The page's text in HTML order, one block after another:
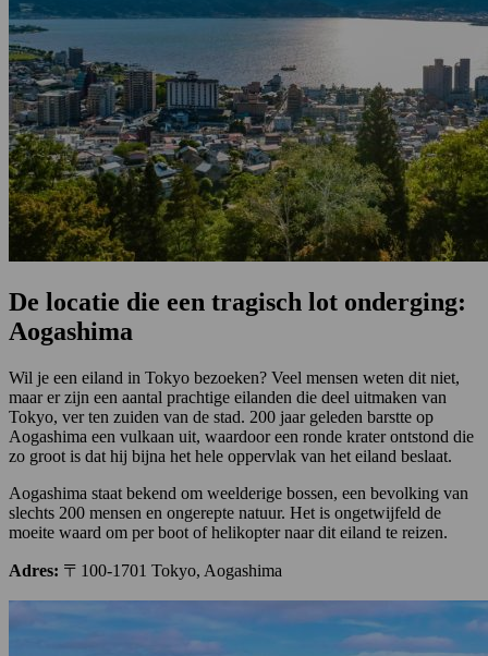
De locatie die een tragisch lot onderging:
Aogashima
Wil je een eiland in Tokyo bezoeken? Veel mensen weten dit niet,
maar er zijn een aantal prachtige eilanden die deel uitmaken van
Tokyo, ver ten zuiden van de stad. 200 jaar geleden barstte op
Aogashima een vulkaan uit, waardoor een ronde krater ontstond die
zo groot is dat hij bijna het hele oppervlak van het eiland beslaat.
Aogashima staat bekend om weelderige bossen, een bevolking van
slechts 200 mensen en ongerepte natuur. Het is ongetwijfeld de
moeite waard om per boot of helikopter naar dit eiland te reizen.
Adres: 〒100-1701 Tokyo, Aogashima